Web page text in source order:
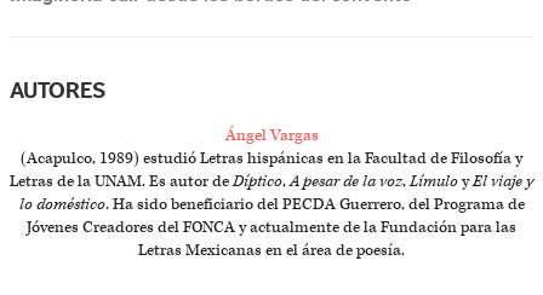
AUTORES
Ángel Vargas
(Acapulco, 1989) estudió Letras hispánicas en la Facultad de Filosofía y
Letras de la UNAM. Es autor deDíptico,A pesar de la voz,LímuloyEl viaje y
lo doméstico. Ha sido beneficiario del PECDA Guerrero, del Programa de
Jóvenes Creadores del FONCA y actualmente de la Fundación para las
Letras Mexicanas en el área de poesía.